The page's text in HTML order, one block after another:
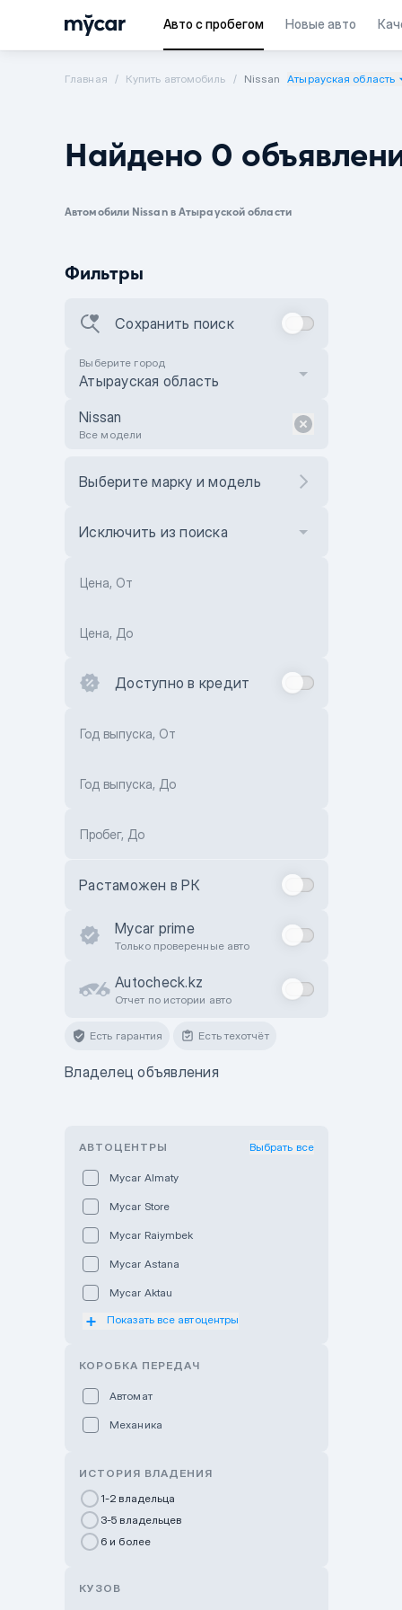
Авто с пробегом Новые авто
Главная Купить автомобиль Nissan Атырауская область
Найдено 0
Автомобили Nissan в Атырауской области
Фильтры
Сохранить поиск
Выберите город
Атырауская область
Nissan
Все модели
Выберите марку и модель
Исключить из поиска
Цена, От
Цена, До
Доступно в кредит
Год выпуска, От
Год выпуска, До
Пробег, До
Растаможен в РК
Mycar prime
Только проверенные авто
Autocheck.kz
Отчет по истории авто
Есть гарантия Есть техотчёт
Владелец объявления
АВТОЦЕНТРЫ Выбрать все
Mycar Almaty
Mycar Store
Mycar Raiymbek
Mycar Astana
Mycar Aktau
Mycar Uralsk
GWM Nurly Zhol
Chery Astana
Показать все автоцентры
КОРОБКА ПЕРЕДАЧ
Автомат
Механика
ИСТОРИЯ ВЛАДЕНИЯ
1-2 владельца
3-5 владельцев
6 и более
КУЗОВ